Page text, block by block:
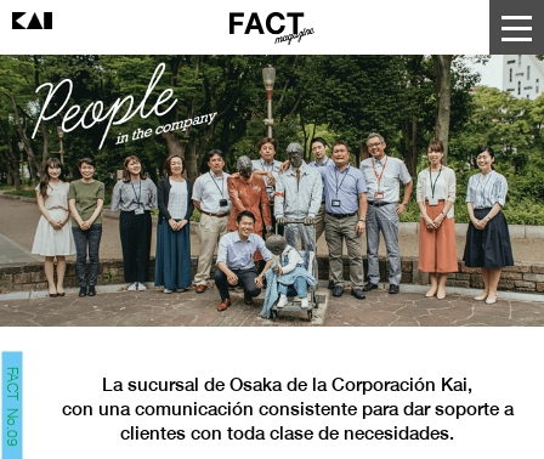
FACT No.09
La sucursal de Osaka de la Corporación Kai,
con una comunicación consistente para dar soporte a
clientes con toda clase de necesidades.